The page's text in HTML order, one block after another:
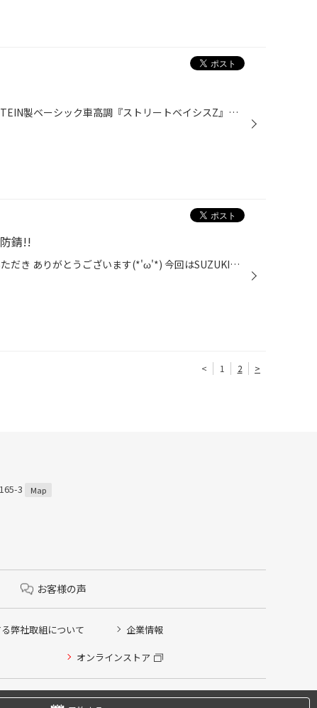
今回も作業はダイハツのエッセに TEIN製ベーシック車高調『ストリートベイシスZ』を装着しました。 今回はお客さんのご要望で純正のアッパーマウントやゴム系のパーツなど 全て新品に交換し足回りが新車並みになりました。 『夏の大総力祭』 を 開催中!! 現在、タイヤ館 太子店では 『夏の大総力祭...
錆!!
タイヤ館 太子店 の WEB を ご覧いただき ありがとうございます(*'ω'*) 今回はSUZUKI『X BEE』の マフラー防錆コーティングをしました!! 今回はタイヤ交換 つ い で の作業です!! マフラーは特に高温になりやすくサビやすい箇所で おクルマの下回りを見ると、 マフラーだけサビてることは多々ありま...
< 1 2 >
3 Map
お客様の声
弊社取組について 企業情報
オンラインストア